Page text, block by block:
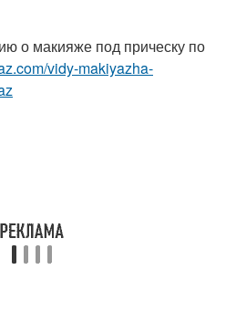
о макияже под прическу по
vidy-makiyazha-